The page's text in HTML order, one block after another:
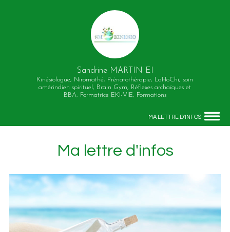
Sandrine MARTIN EI
Kinésiologue, Niromathé, Prénatothérapie, LaHoChi, soin
amérindien spirituel, Brain Gym, Réflexes archaïques et
BBA, Formatrice EKI-VIE, Formations
MA LETTRE D'INFOS
Ma lettre d'infos